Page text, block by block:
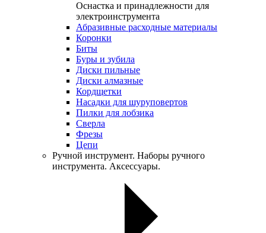
Оснастка и принадлежности для
электроинструмента
Абразивные расходные материалы
Коронки
Биты
Буры и зубила
Диски пильные
Диски алмазные
Кордщетки
Насадки для шуруповертов
Пилки для лобзика
Сверла
Фрезы
Цепи
Ручной инструмент. Наборы ручного
инструмента. Аксессуары.